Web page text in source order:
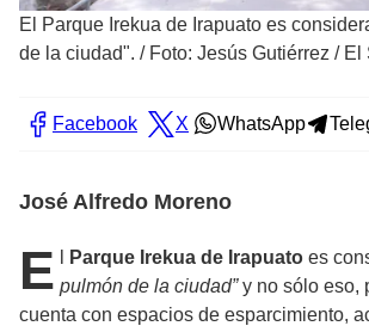
El Parque Irekua de Irapuato es
de la ciudad". / Foto: Jesús Gutiérrez /
Facebook X WhatsApp
José Alfredo Moreno
E Parque Irekua de Irapuato es
pulmón de la ciudad”y no sólo eso,
cuenta con espacios de esparcimiento,